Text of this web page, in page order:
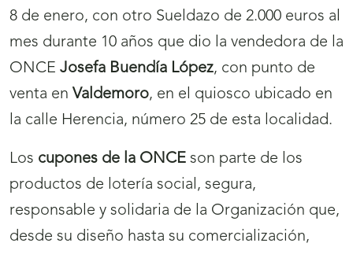
8 de enero, con otro Sueldazo de 2.000 euros al
mes durante 10 años que dio la vendedora de la
ONCE Josefa Buendía López, con punto de
venta en Valdemoro, en el quiosco ubicado en
la calle Herencia, número 25 de esta localidad.
Los cupones de la ONCE son parte de los
productos de lotería social, segura,
responsable y solidaria de la Organización que,
desde su diseño hasta su comercialización,